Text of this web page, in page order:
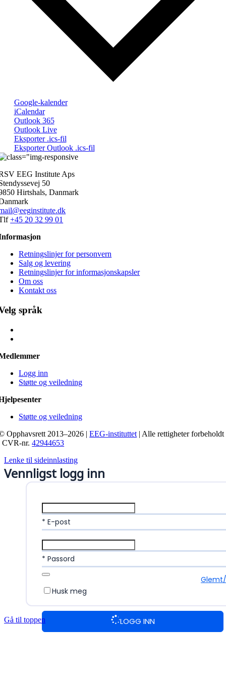
Google-kalender
iCalendar
Outlook 365
Outlook Live
Eksporter .ics-fil
Eksporter Outlook .ics-fil
EEG Institute Aps
50
Hirtshals, Danmark
+45 20 32 99 01
Retningslinjer for personvern
Salg og levering
Retningslinjer for informasjonskapsler
Om oss
Kontakt oss
språk
Logg inn
Støtte og veiledning
Støtte og veiledning
Opphavsrett 2013–2026 |EEG-instituttet | Alle rettigheter forbeholdt
CVR-nr.42944653
Lenke til sideinnlasting
Vennligst logg inn
* E-post
* Passord
Husk meg
LOGG INN
Gå til toppen